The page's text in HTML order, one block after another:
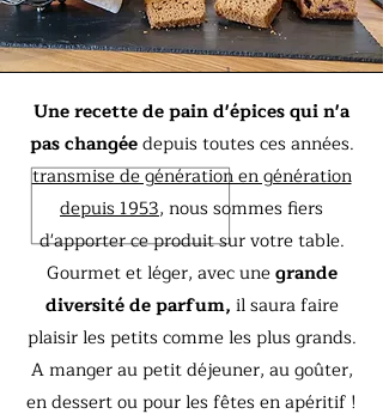
Une recette de pain d'épices qui n'a
pas changéedepuis toutes ces années.
transmise de génération en génération
depuis 1953, nous sommes fiers
d'apporter ce produit sur votre table.
Gourmet et léger, avec unegrande
diversité de parfum, il saura faire
plaisir les petits comme les plus grands.
A manger au petit déjeuner, au goûter,
en dessert ou pour les fêtes en apéritif !